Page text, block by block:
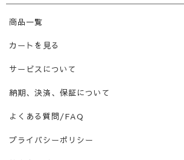
商品一覧
カートを見る
サービスについて
納期、決済、保証について
よくある質問/FAQ
プライバシーポリシー